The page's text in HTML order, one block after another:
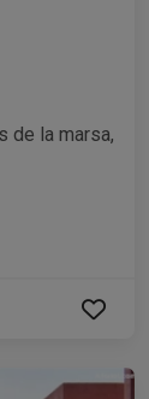
de la marsa,